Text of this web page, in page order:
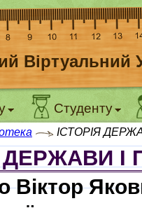
Віртуальний
Студенту
ІСТОРІЯ
ДЕРЖАВИ І
Віктор